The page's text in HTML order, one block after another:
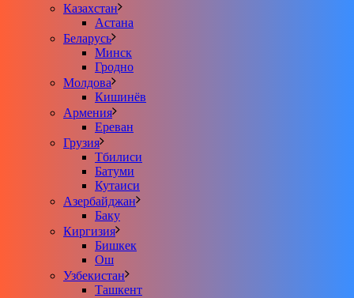
Казахстан
Астана
Беларусь
Минск
Гродно
Молдова
Кишинёв
Армения
Ереван
Грузия
Тбилиси
Батуми
Кутаиси
Азербайджан
Баку
Киргизия
Бишкек
Ош
Узбекистан
Ташкент